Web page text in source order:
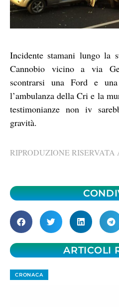
Incidente stamani lungo la
Cannobio vicino a via
scontrarsi una Ford e
l’ambulanza della Cri e la
testimonianze non iv
gravità.
RIPRODUZIONE
ARTICOLI
CRONACA